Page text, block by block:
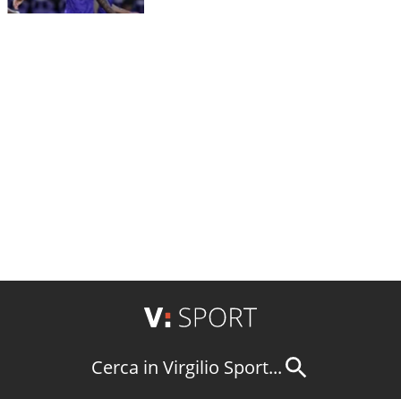
Cerca in Virgilio Sport...